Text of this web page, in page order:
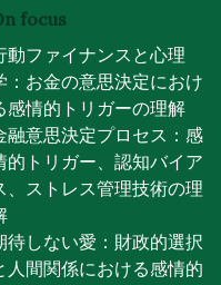
focus
動ファイナンスと心理
：お金の意思決定におけ
感情的トリガーの理解
融意思決定プロセス：感
的トリガー、認知バイア
、ストレス管理技術の理
待しない愛：財政的選択
人間関係における感情的